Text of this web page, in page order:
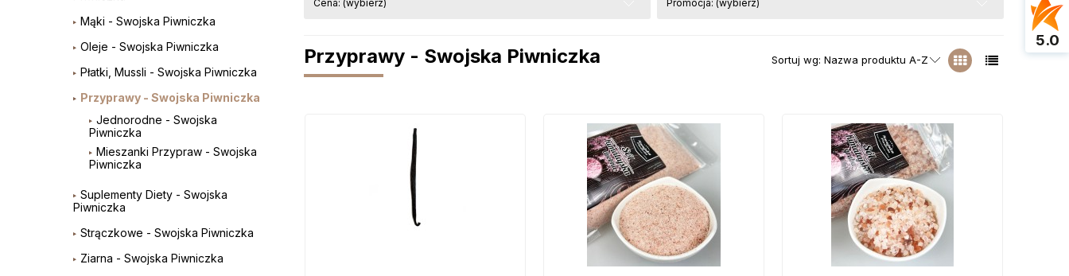
Mąki - Swojska Piwniczka
Oleje - Swojska Piwniczka
Płatki, Mussli - Swojska Piwniczka
Przyprawy - Swojska Piwniczka
Jednorodne - Swojska
Piwniczka
Mieszanki Przypraw - Swojska
Piwniczka
Suplementy Diety - Swojska
Piwniczka
Strączkowe - Swojska Piwniczka
Ziarna - Swojska Piwniczka
Cena: (wybierz) Promocja: (wybierz)
Przyprawy - Swojska Piwniczka Sortuj wg: Nazwa produktu A-Z
5.0